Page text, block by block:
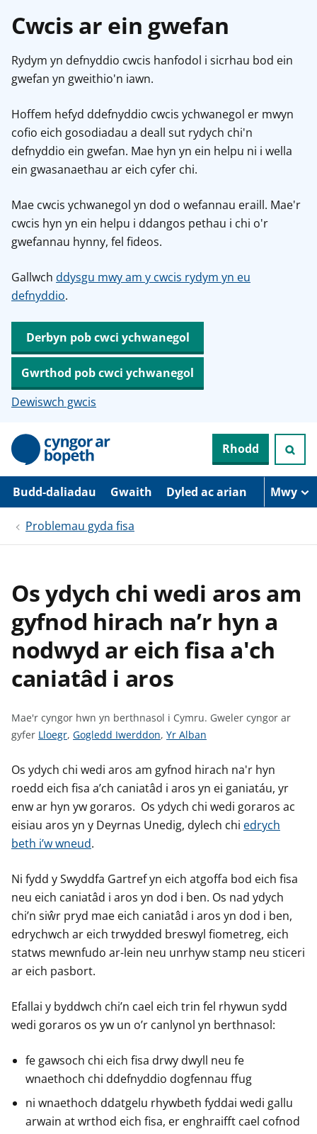
Cwcis ar ein gwefan
Rydym yn defnyddio cwcis hanfodol i sicrhau bod ein
gwefan yn gweithio'n iawn.
Hoffem hefyd ddefnyddio cwcis ychwanegol er mwyn
cofio eich gosodiadau a deall sut rydych chi'n
defnyddio ein gwefan. Mae hyn yn ein helpu ni i wella
ein gwasanaethau ar eich cyfer chi.
Mae cwcis ychwanegol yn dod o wefannau eraill. Mae'r
cwcis hyn yn ein helpu i ddangos pethau i chi o'r
gwefannau hynny, fel fideos.
Gallwch ddysgu mwy am y cwcis rydym yn eu
defnyddio.
Derbyn pob cwci ychwanegol
Gwrthod pob cwci ychwanegol
Dewiswch gwcis
N
d
r
n
w
Rhodd
Budd-daliadau Gwaith Dyled ac arian Mwy
Problemau gyda fisa
Os ydych chi wedi aros am
gyfnod hirach na’r hyn a
nodwyd ar eich fisa a'ch
caniatâd i aros
Mae'r cyngor hwn yn berthnasol i Cymru. Gweler cyngor ar
gyfer G
e
l
e
c
y
g
o
r
a
r
g
f
e
Lloegr, G
e
l
e
c
y
g
o
r
a
r
g
f
e
Gogledd Iwerddon, G
e
l
e
g
o
r
a
f
e
Yr Alban
Os ydych chi wedi aros am gyfnod hirach na'r hyn
roedd eich fisa a’ch caniatâd i aros yn ei ganiatáu, yr
enw ar hyn yw goraros. Os ydych chi wedi goraros ac
eisiau aros yn y Deyrnas Unedig, dylech chi edrych
beth i’w wneud.
Ni fydd y Swyddfa Gartref yn eich atgoffa bod eich fisa
neu eich caniatâd i aros yn dod i ben. Os nad ydych
chi’n siŵr pryd mae eich caniatâd i aros yn dod i ben,
edrychwch ar eich trwydded breswyl fiometreg, eich
statws mewnfudo ar-lein neu unrhyw stamp neu sticeri
ar eich pasbort.
Efallai y byddwch chi’n cael eich trin fel rhywun sydd
wedi goraros os yw un o’r canlynol yn berthnasol:
fe gawsoch chi eich fisa drwy dwyll neu fe
wnaethoch chi ddefnyddio dogfennau ffug
ni wnaethoch ddatgelu rhywbeth fyddai wedi gallu
arwain at wrthod eich fisa, er enghraifft cael cofnod